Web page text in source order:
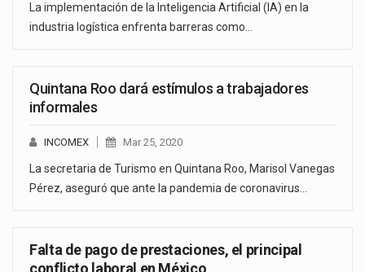
La implementación de la Inteligencia Artificial (IA) en la
industria logística enfrenta barreras como…
Quintana Roo dará estímulos a trabajadores
informales
INCOMEX Mar 25, 2020
La secretaria de Turismo en Quintana Roo, Marisol Vanegas
Pérez, aseguró que ante la pandemia de coronavirus…
Falta de pago de prestaciones, el principal